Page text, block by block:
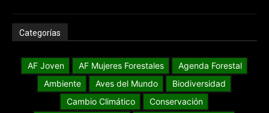
Categorías
AF Joven AF Mujeres Forestales
Agenda Forestal
Ambiente
Aves del Mundo
Biodiversidad
Cambio Climático
Conservación